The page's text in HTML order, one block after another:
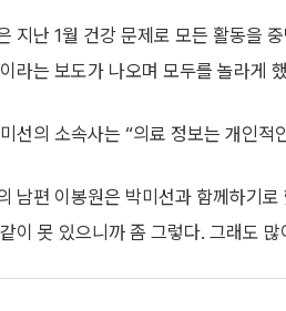
지난 1월 건강 문제로 모든 활동을
라는 보도가 나오며 모두를 놀라게
선의 소속사는 “의료 정보는 개인
남편 이봉원은 박미선과 함께하기
이 못 있으니까 좀 그렇다. 그래도